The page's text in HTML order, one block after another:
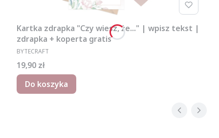
Kartka zdrapka "Czy wiesz, że..." | wpisz tekst |
zdrapka + koperta gratis
PRODUCENT
BYTECRAFT
Cena
19,90 zł
Do koszyka